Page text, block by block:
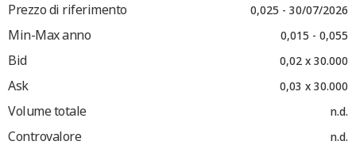
Prezzo di riferimento 0,025 - 30/07/2026
Min-Max anno 0,015 - 0,055
Bid 0,02 x 30.000
Ask 0,03 x 30.000
Volume totale n.d.
Controvalore n.d.